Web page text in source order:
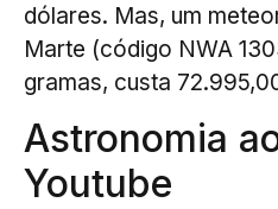
dólares. Mas, um
Marte (código NWA
gramas, custa
Astronomia
Youtube